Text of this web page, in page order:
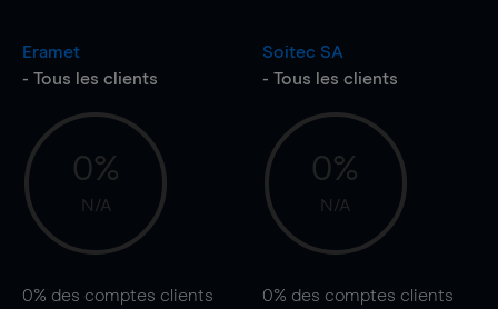
Eramet
- Tous les clients
0%
N/A
0% des comptes clients
Soitec SA
- Tous les clients
0%
N/A
0% des comptes clients